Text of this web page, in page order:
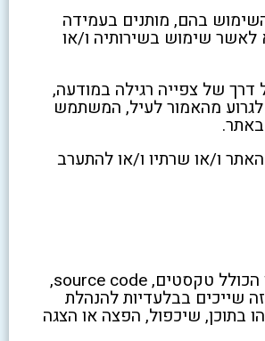
בהם, מותנים בעמידה
שימוש בשירותיה ו/או
של צפייה רגילה במודעה,
מהאמור לעיל, המשתמש
ו/או שרתיו ו/או להתערב
נקי כמו חדש תהיה בעלת זכויות היוצרים והקניין הרוחני של האתר, לרבות עיצובו ותוכנו הכולל טקסטים, source code,
שייכים בבלעדיות להנהלת
בתוכן, שיכפול, הפצה או הצגה